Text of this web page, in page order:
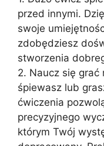
przed innymi.
swoje
zdobędziesz
stworzenia
2. Naucz się grać
śpiewasz lub
ćwiczenia
precyzyjnego
którym Twój